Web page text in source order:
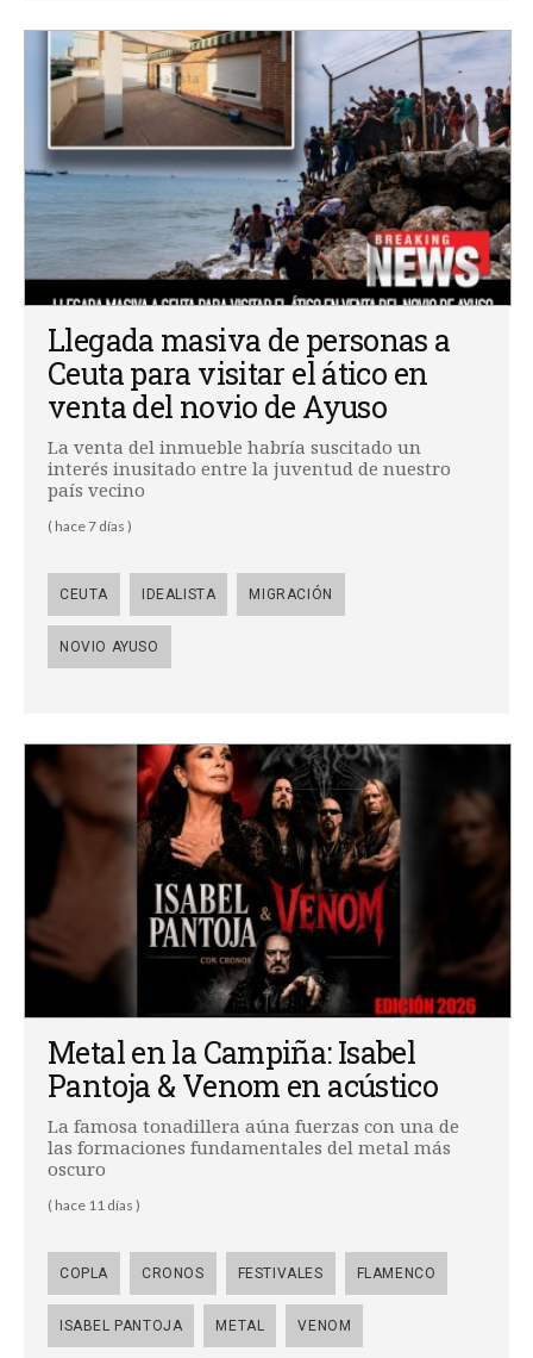
Llegada masiva de personas a
Ceuta para visitar el ático en
venta del novio de Ayuso
La venta del inmueble habría suscitado un
interés inusitado entre la juventud de nuestro
país vecino
( hace 7 días )
CEUTA IDEALISTA MIGRACIÓN
NOVIO AYUSO
Metal en la Campiña: Isabel
Pantoja & Venom en acústico
La famosa tonadillera aúna fuerzas con una de
las formaciones fundamentales del metal más
oscuro
( hace 11 días )
COPLA CRONOS FESTIVALES FLAMENCO
ISABEL PANTOJA METAL VENOM